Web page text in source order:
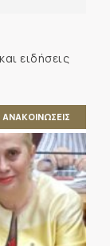
ειδήσεις
ΑΝΑΚΟΙΝΩΣΕΙΣ